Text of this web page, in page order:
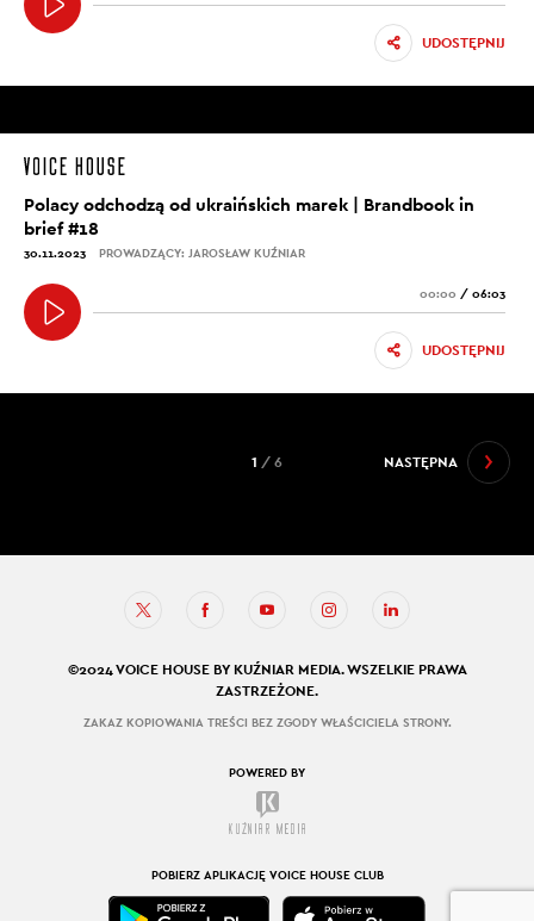
UDOSTĘPNIJ
Polacy odchodzą od ukraińskich marek | Brandbook in
brief #18
30.11.2023 PROWADZĄCY: JAROSŁAW KUŹNIAR
00:00 / 06:03
UDOSTĘPNIJ
NASTĘPNA
1 / 6
©2024 VOICE HOUSE BY KUŹNIAR MEDIA. WSZELKIE PRAWA
ZASTRZEŻONE.
ZAKAZ KOPIOWANIA TREŚCI BEZ ZGODY WŁAŚCICIELA STRONY.
POWERED BY
POBIERZ APLIKACJĘ VOICE HOUSE CLUB